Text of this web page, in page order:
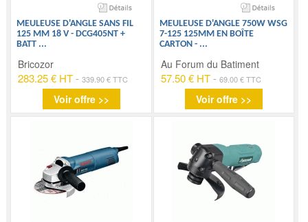
MEULEUSE D'ANGLE SANS FIL
125 MM 18 V - DCG405NT +
BATT ...
Bricozor
283.25 € HT -339.90 € TTC
Voir offre >>
MEULEUSE D'ANGLE 750W WSG
7-125 125MM EN BOÎTE
CARTON - ...
Au Forum du Batiment
57.50 € HT- 69.00 € TTC
Voir offre >>